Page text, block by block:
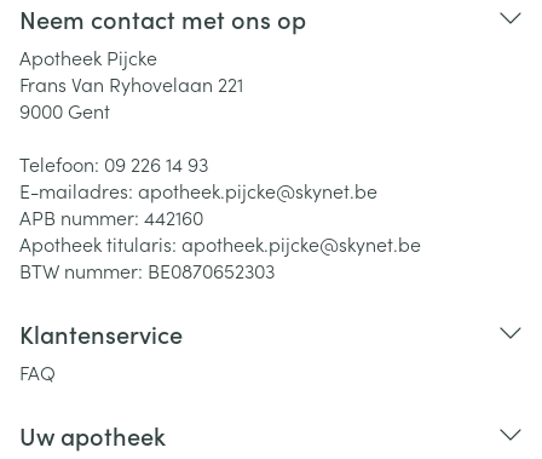
Neem contact met ons op
Apotheek Pijcke
Frans Van Ryhovelaan 221
9000 Gent
Telefoon: 09 226 14 93
E-mailadres: apotheek.pijcke@skynet.be
APB nummer: 442160
Apotheek titularis: apotheek.pijcke@skynet.be
BTW nummer: BE0870652303
Klantenservice
FAQ
Uw apotheek